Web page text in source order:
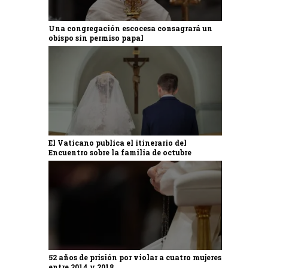
Una congregación escocesa consagrará un
obispo sin permiso papal
El Vaticano publica el itinerario del
Encuentro sobre la familia de octubre
52 años de prisión por violar a cuatro mujeres